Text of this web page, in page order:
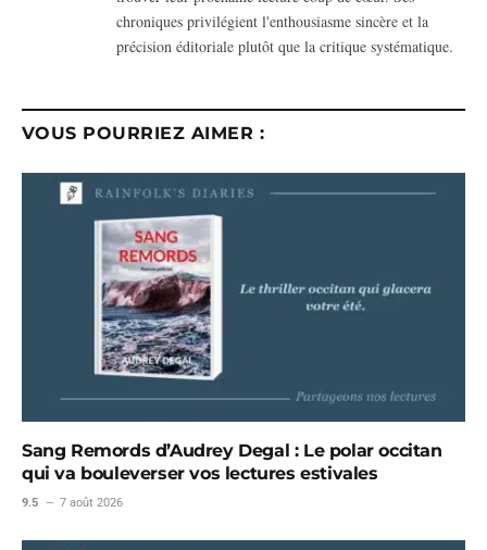
chroniques privilégient l'enthousiasme sincère et la
précision éditoriale plutôt que la critique systématique.
VOUS POURRIEZ AIMER :
Sang Remords d’Audrey Degal : Le polar occitan
qui va bouleverser vos lectures estivales
9.5 7 août 2026